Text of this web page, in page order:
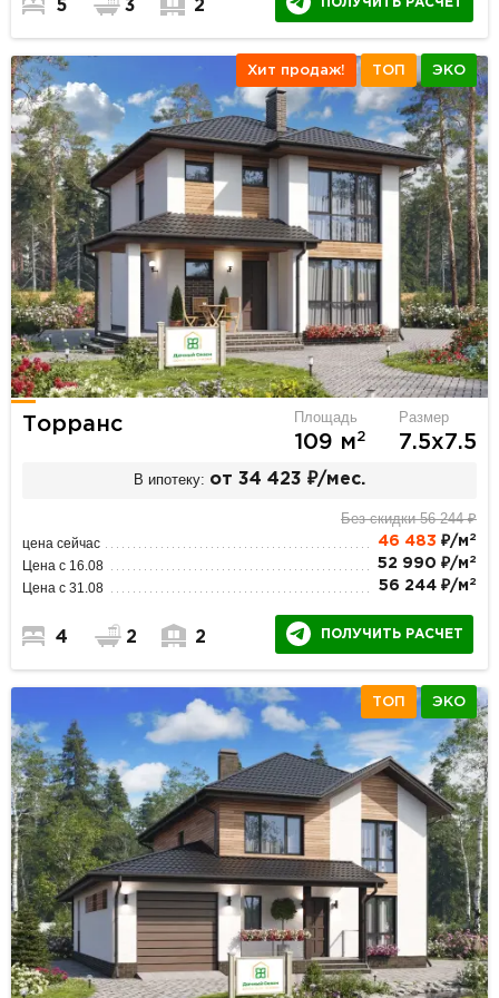
5 3 2 ПОЛУЧИТЬ РАСЧЕТ
Хит продаж! ТОП ЭКО
Торранс Площадь
109 м2
Размер
7.5х7.5
В ипотеку: от 34 423 ₽/мес.
Без скидки 56 244 ₽
цена сейчас 46 483 ₽/м 2
Цена с 16.08 52 990 ₽/м 2
Цена с 31.08 56 244 ₽/м 2
4 2 2 ПОЛУЧИТЬ РАСЧЕТ
ТОП ЭКО